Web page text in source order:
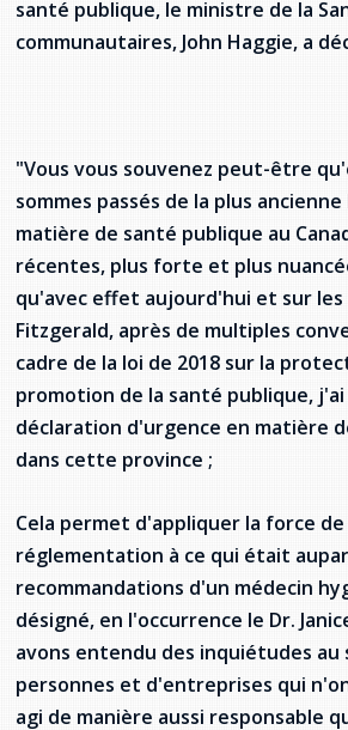
santé publique, le ministre de la
communautaires, John Haggie, a
"Vous vous souvenez peut-être
sommes passés de la plus
matière de santé publique au
récentes, plus forte et plus
qu'avec effet aujourd'hui et sur les
Fitzgerald, après de multiples
cadre de la loi de 2018 sur la
promotion de la santé publique,
déclaration d'urgence en matière
dans cette province ;
Cela permet d'appliquer la force
réglementation à ce qui était
recommandations d'un médecin
désigné, en l'occurrence le Dr.
avons entendu des inquiétudes au
personnes et d'entreprises qui
agi de manière aussi responsable